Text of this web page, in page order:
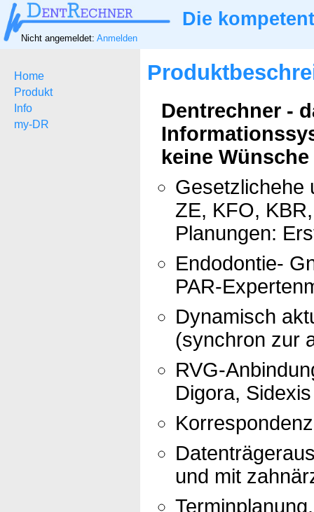
Die
Nicht angemeldet: Anmelden
Home
Produkt
Info
my-DR
Dentrechner -
keine
Gesetzlichehe
ZE, KFO,
Planungen:
Endodontie-
PAR-
Dynamisch
(synchron zur
RVG-
Digora,
und mit
Terminplanung.